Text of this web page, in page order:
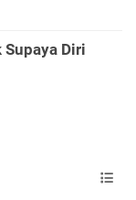
Diri